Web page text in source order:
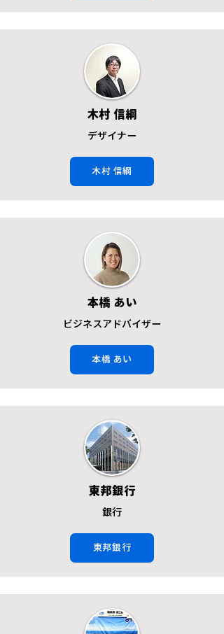
木村 信綱
デザイナー
木村 信綱
本橋 あい
ビジネスアドバイザー
本橋 あい
東邦銀行
銀行
東邦銀行